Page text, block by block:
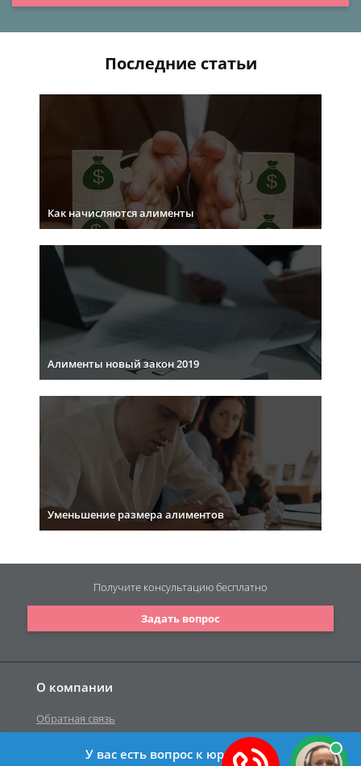
Последние статьи
Как начисляются алименты
Алименты новый закон 2019
Уменьшение размера алиментов
О компании
Обратная связь
Задать вопрос
Получите консультациюбесплатно
У вас есть вопрос к юристу?